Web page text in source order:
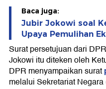
Baca juga:
Jubir Jokowi soal
Upaya Pemulihan
Surat persetujuan dari
Jokowi itu diteken oleh
DPR menyampaikan surat
melalui Sekretariat Negara